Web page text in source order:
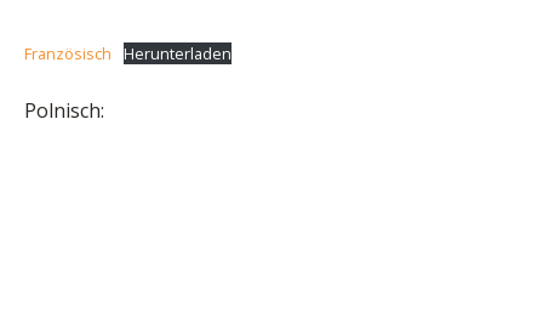
Französisch Herunterladen
Polnisch: